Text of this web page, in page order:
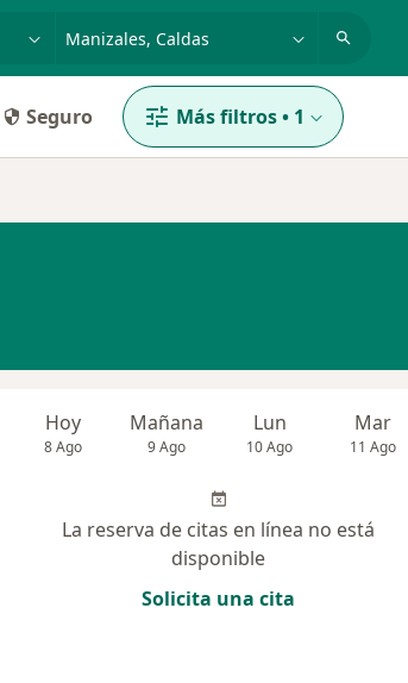
Seguro Más filtros• 1
Hoy
8 Ago
Mañana
9 Ago
Lun
10 Ago
Mar
11 Ago
La reserva de citas en línea no está
disponible
Solicita una cita